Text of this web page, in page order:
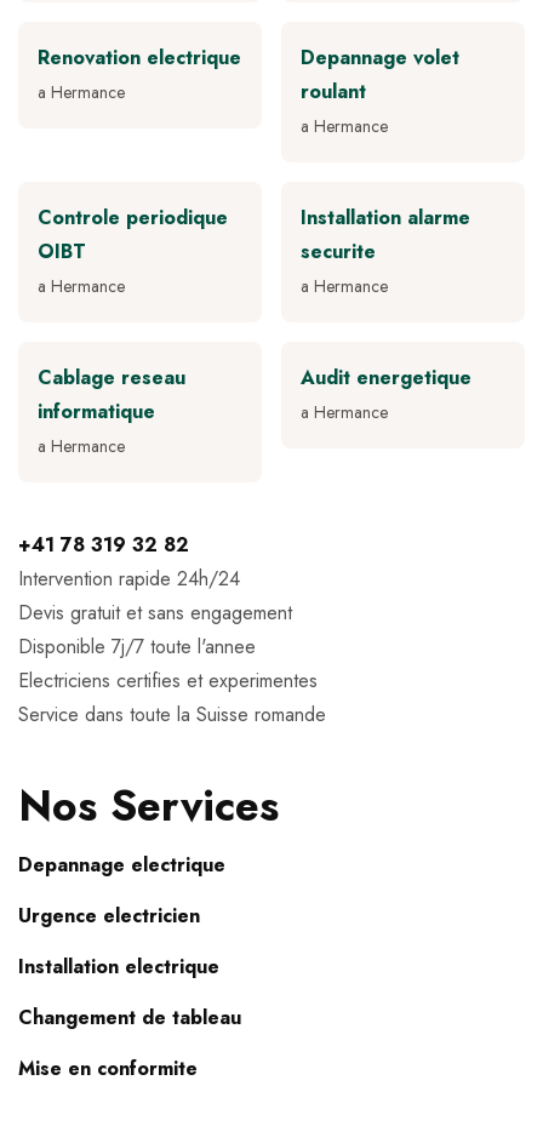
Renovation electrique
a Hermance
Depannage volet
roulant
a Hermance
Controle periodique
OIBT
a Hermance
Installation alarme
securite
a Hermance
Cablage reseau
informatique
a Hermance
Audit energetique
a Hermance
+41 78 319 32 82
Intervention rapide 24h/24
Devis gratuit et sans engagement
Disponible 7j/7 toute l'annee
Electriciens certifies et experimentes
Service dans toute la Suisse romande
Nos Services
Depannage electrique
Urgence electricien
Installation electrique
Changement de tableau
Mise en conformite